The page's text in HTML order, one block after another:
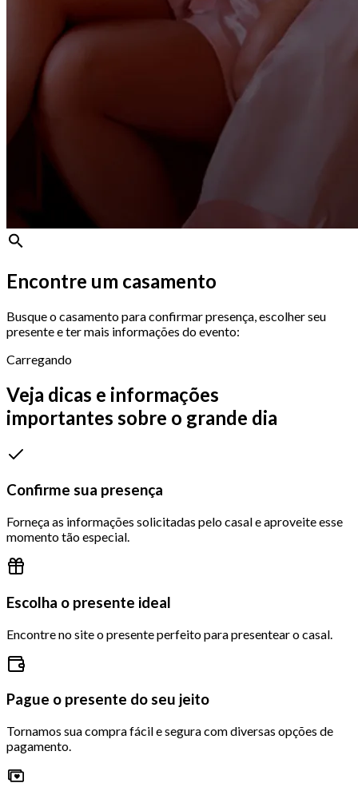
Encontre um casamento
Busque o casamento para confirmar presença, escolher seu
presente e ter mais informações do evento:
Carregando
Veja dicas e informações
importantes sobre o grande dia
Confirme sua presença
Forneça as informações solicitadas pelo casal e aproveite esse
momento tão especial.
Escolha o presente ideal
Encontre no site o presente perfeito para presentear o casal.
Pague o presente do seu jeito
Tornamos sua compra fácil e segura com diversas opções de
pagamento.